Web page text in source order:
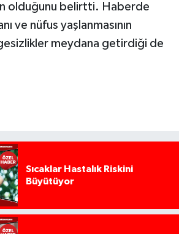
olduğunu belirtti. Haberde
ve nüfus yaşlanmasının
meydana getirdiği de
Sıcaklar Hastalık Riskini
Büyütüyor